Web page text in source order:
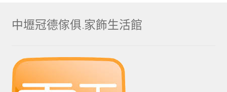
中壢冠德傢俱.家飾生活館